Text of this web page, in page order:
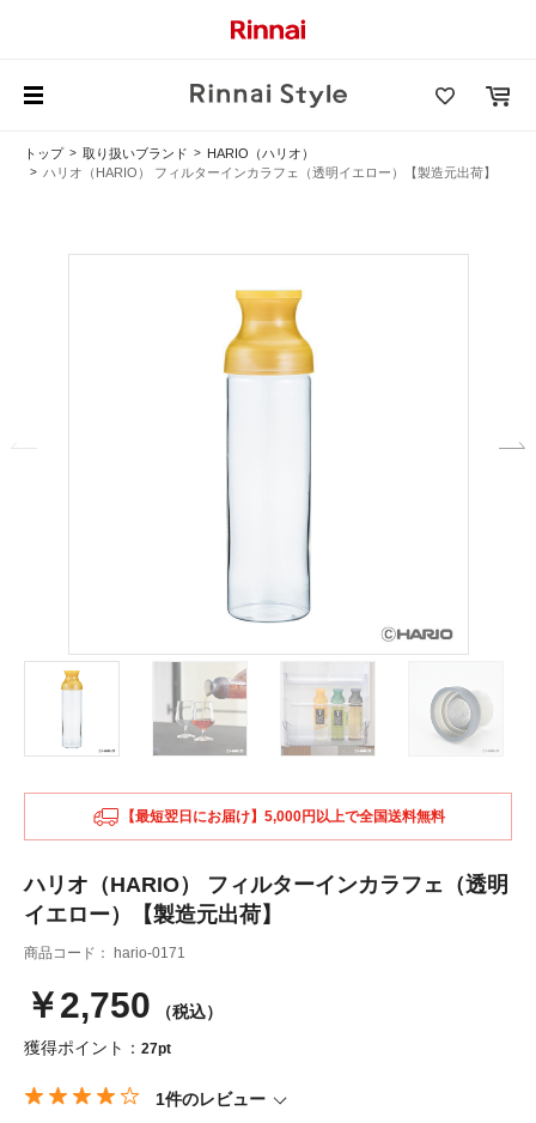
トップ 取り扱いブランド
HARIO（ハリオ）
ハリオ（HARIO） フィルターインカラフェ（透明イエロー）【製造元出荷】
【最短翌日にお届け】5,000円以上で全国送料無料
ハリオ（HARIO） フィルターインカラフェ（透明
イエロー）【製造元出荷】
商品コード： hario-0171
￥2,750 （税込）
獲得ポイント： 27pt
1件のレビュー